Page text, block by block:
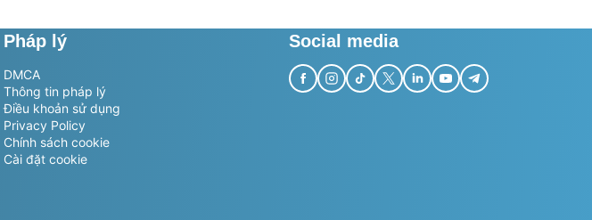
Pháp lý
DMCA
Thông tin pháp lý
Điều khoản sử dụng
Privacy Policy
Chính sách cookie
Cài đặt cookie
Social media